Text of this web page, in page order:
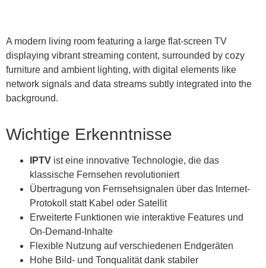
A modern living room featuring a large flat-screen TV
displaying vibrant streaming content, surrounded by cozy
furniture and ambient lighting, with digital elements like
network signals and data streams subtly integrated into the
background.
Wichtige Erkenntnisse
IPTV ist eine innovative Technologie, die das
klassische Fernsehen revolutioniert
Übertragung von Fernsehsignalen über das Internet-
Protokoll statt Kabel oder Satellit
Erweiterte Funktionen wie interaktive Features und
On-Demand-Inhalte
Flexible Nutzung auf verschiedenen Endgeräten
Hohe Bild- und Tonqualität dank stabiler